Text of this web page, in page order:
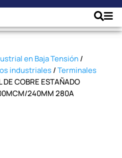
en Baja Tensión/
industriales/Terminales
COBRE ESTAÑADO
240MM 280A